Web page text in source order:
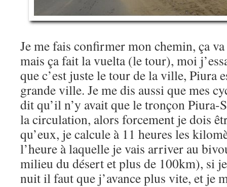
Je me fais confirmer mon chemin, ça
mais ça fait la vuelta (le tour), moi
que c’est juste le tour de la ville, Piura
grande ville. Je me dis aussi que mes
dit qu’il n’y avait que le tronçon
la circulation, alors forcement je dois
qu’eux, je calcule à 11 heures les
l’heure à laquelle je vais arriver au
milieu du désert et plus de 100km), si
nuit il faut que j’avance plus vite, et je